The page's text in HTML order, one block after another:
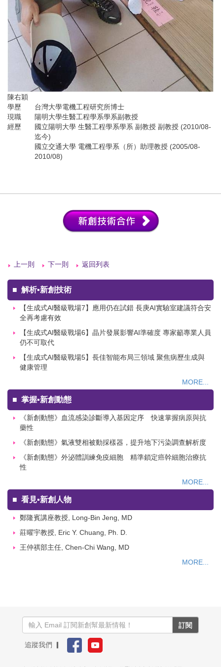
陳右穎
學歷
台灣大學電機工程研究所博士
現職
陽明大學生醫工程學系學系副教授
經歷
國立陽明大學 生醫工程學系學系 副教授 副教授 (2010/08-
迄今)
國立交通大學 電機工程學系（所）助理教授 (2005/08-
2010/08)
上一則 下一則 返回列表
■ 解析▪新創技術
【生成式AI醫級戰場7】應用仍在試錯 長庚AI實驗室建議符合安
全再考慮有效
【生成式AI醫級戰場6】晶片發展影響AI準確度 專家籲專業人員
仍不可取代
【生成式AI醫級戰場5】長佳智能布局三領域 聚焦病歷生成與
健康管理
MORE...
■ 掌握▪新創動態
《新創動態》血流感染診斷導入基因定序 快速掌握病原與抗
藥性
《新創動態》氣液雙相被動採樣器，提升地下污染調查解析度
《新創動態》外泌體訓練免疫細胞 精準鎖定癌幹細胞治療抗
性
MORE...
■ 看見▪新創人物
鄭隆賓講座教授, Long-Bin Jeng, MD
莊曜宇教授, Eric Y. Chuang, Ph. D.
王仲祺部主任, Chen-Chi Wang, MD
MORE...
訂閱
追蹤我們 ▎